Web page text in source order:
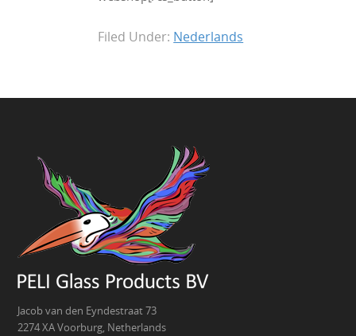
Filed Under: Nederlands
Jacob van den Eyndestraat 73
2274 XA Voorburg, Netherlands